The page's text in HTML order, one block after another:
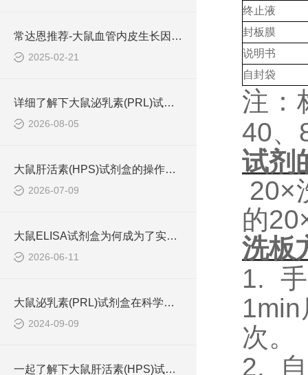
常达恩推荐-大鼠血管内皮生长因子 (VEGF)elisa检测试剂盒
2025-02-21
详细了解下大鼠泌乳素(PRL)试剂盒的作用
2026-08-05
大鼠肝活素(HPS)试剂盒的操作流程可概括为四个步骤
2026-07-09
大鼠ELISA试剂盒为何成为了实验室中的常用工具？
2026-06-11
大鼠泌乳素(PRL)试剂盒在科学研究中非常重要
2024-09-09
一起了解下大鼠肝活素(HPS)试剂盒的存储方法
终止液
封板膜
说明书
自封袋
注：
40、
试剂
20×
的
洗板
1.
次。
2.